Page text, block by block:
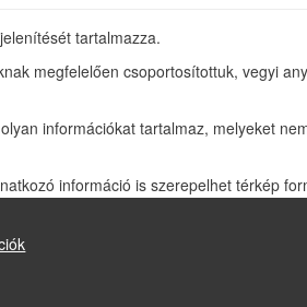
tartalmazza.
megfelelően csoportosítottuk, vegyi
információkat tartalmaz, melyeket
információ is szerepelhet térkép
nagyítható formában vagy a "google-